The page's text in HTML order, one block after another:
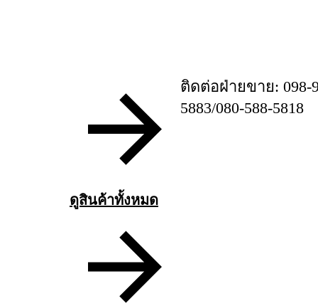
ดูสินค้าทั้งหมด
ติดต่อฝ่ายขาย: 098-
5883/080-588-5818